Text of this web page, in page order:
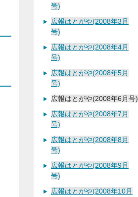
号)
広報はとがや(2008年3月
号)
広報はとがや(2008年4月
号)
広報はとがや(2008年5月
号)
広報はとがや(2008年6月号)
広報はとがや(2008年7月
号)
広報はとがや(2008年8月
号)
広報はとがや(2008年9月
号)
広報はとがや(2008年10月